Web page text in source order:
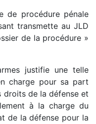
de procédure pénale
transmette au JLD
de la procédure »
justifie une telle
charge pour sa part
droits de la défense et
à la charge du
de la défense pour la